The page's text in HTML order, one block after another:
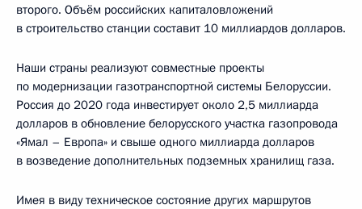
второго. Объём российских капиталовложений
в строительство станции составит 10 миллиардов долларов.
Наши страны реализуют совместные проекты
по модернизации газотранспортной системы Белоруссии.
Россия до 2020 года инвестирует около 2,5 миллиарда
долларов в обновление белорусского участка газопровода
«Ямал – Европа» и свыше одного миллиарда долларов
в возведение дополнительных подземных хранилищ газа.
Имея в виду техническое состояние других маршрутов